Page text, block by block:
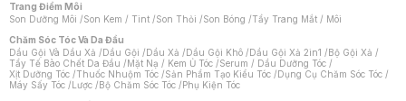
Trang Điểm Môi
Son Dưỡng Môi /Son Kem / Tint /Son Thỏi /Son Bóng /Tẩy Trang Mắt / Môi
Chăm Sóc Tóc Và Da Đầu
Dầu Gội Và Dầu Xả /Dầu Gội /Dầu Xả /Dầu Gội Khô /Dầu Gội Xả 2in1 /Bộ Gội Xả /
Tẩy Tế Bào Chết Da Đầu /Mặt Nạ / Kem Ủ Tóc /Serum / Dầu Dưỡng Tóc /
Xịt Dưỡng Tóc /Thuốc Nhuộm Tóc /Sản Phẩm Tạo Kiểu Tóc /Dụng Cụ Chăm Sóc Tóc /
Máy Sấy Tóc /Lược /Bộ Chăm Sóc Tóc /Phụ Kiện Tóc